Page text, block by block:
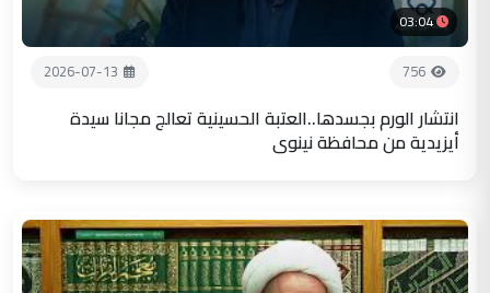
03:04
756
2026-07-13
انتشار الورم بجسدها..العتبة الحسينية تعالج مجانا سيدة
أيزيدية من محافظة نينوى